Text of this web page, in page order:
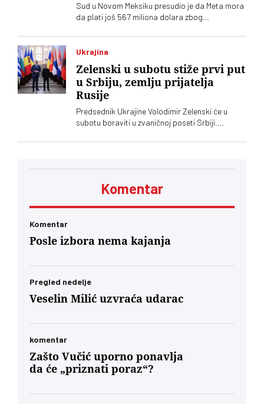
Sud u Novom Meksiku presudio je da Meta mora
da plati još 567 miliona dolara zbog
platformama. Kompnija odbacuje optužbe i
najavljuje žalbu
Ukrajina
Zelenski u subotu stiže prvi put
u Srbiju, zemlju prijatelja
Rusije
Predsednik Ukrajine Volodimir Zelenski će u
subotu boraviti u zvaničnoj poseti Srbiji.
Vučić, saopštila je služba za saradnju sa
Komentar
Komentar
Posle izbora nema kajanja
Pregled nedelje
Veselin Milić uzvraća udarac
komentar
Zašto Vučić uporno ponavlja
da će „priznati poraz“?